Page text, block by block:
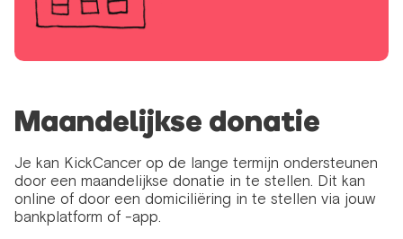
Maandelijkse donatie
Je kan KickCancer op de lange termijn ondersteunen
door een maandelijkse donatie in te stellen. Dit kan
online of door een domiciliëring in te stellen via jouw
bankplatform of -app.